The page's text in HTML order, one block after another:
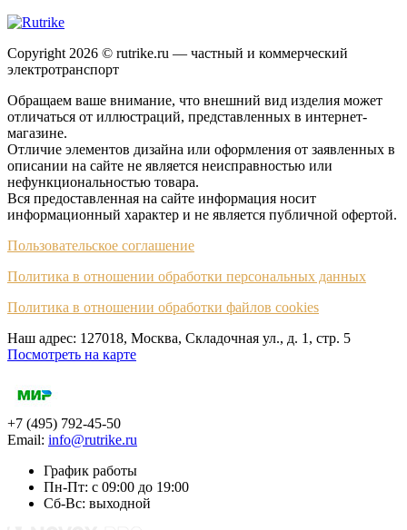
Copyright 2026 © rutrike.ru — частный и коммерческий
электротранспорт
Обращаем ваше внимание, что внешний вид изделия может
отличаться от иллюстраций, представленных в интернет-
магазине.
Отличие элементов дизайна или оформления от заявленных в
описании на сайте не является неисправностью или
нефункциональностью товара.
Вся предоставленная на сайте информация носит
информационный характер и не является публичной офертой.
Пользовательское соглашение
Политика в отношении обработки персональных данных
Политика в отношении обработки файлов cookies
Наш адрес: 127018, Москва, Складочная ул., д. 1, cтр. 5
Посмотреть на карте
+7 (495) 792-45-50
Email: info@rutrike.ru
График работы
Пн-Пт: с 09:00 до 19:00
Сб-Вс: выходной